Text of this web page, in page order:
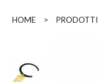
HOME > PRODOTTI